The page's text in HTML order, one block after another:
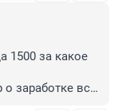
1500 за какое
заработке все